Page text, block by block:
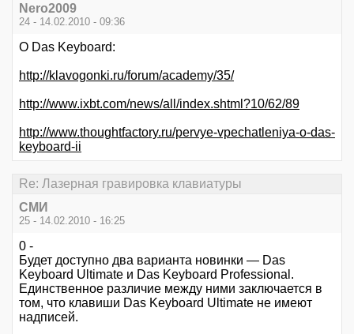
Nero2009
24 - 14.02.2010 - 09:36
О Das Keyboard:
http://klavogonki.ru/forum/academy/35/
http://www.ixbt.com/news/all/index.shtml?10/62/89
http://www.thoughtfactory.ru/pervye-vpechatleniya-o-das-
keyboard-ii
Re: Лазерная гравировка клавиатуры
СМИ
25 - 14.02.2010 - 16:25
0 -
Будет доступно два варианта новинки — Das
Keyboard Ultimate и Das Keyboard Professional.
Единственное различие между ними заключается в
том, что клавиши Das Keyboard Ultimate не имеют
надписей.